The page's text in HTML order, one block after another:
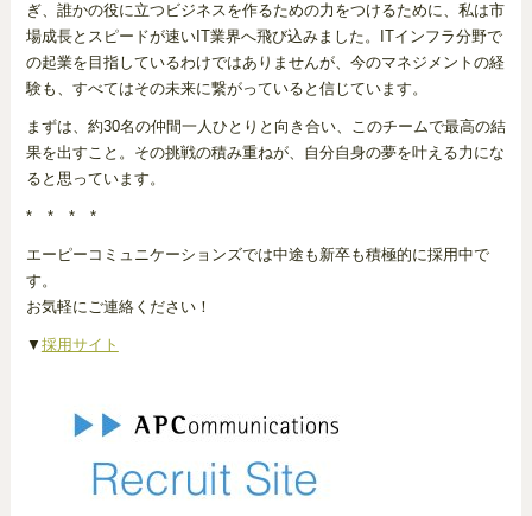
ぎ、誰かの役に立つビジネスを作るための力をつけるために、私は市
場成長とスピードが速いIT業界へ飛び込みました。ITインフラ分野で
の起業を目指しているわけではありませんが、今のマネジメントの経
験も、すべてはその未来に繋がっていると信じています。
まずは、約30名の仲間一人ひとりと向き合い、このチームで最高の結
果を出すこと。その挑戦の積み重ねが、自分自身の夢を叶える力にな
ると思っています。
* * * *
エーピーコミュニケーションズでは中途も新卒も積極的に採用中で
す。
お気軽にご連絡ください！
▼ 採用サイト